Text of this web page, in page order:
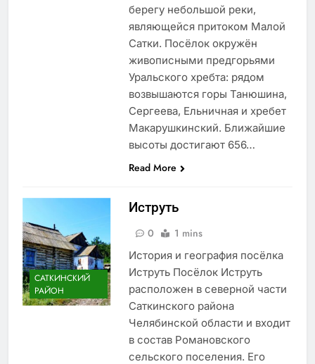
берегу небольшой реки,
являющейся притоком Малой
Сатки. Посёлок окружён
живописными предгорьями
Уральского хребта: рядом
возвышаются горы Танюшина,
Сергеева, Ельничная и хребет
Макарушкинский. Ближайшие
высоты достигают 656…
Read More
САТКИНСКИЙ
РАЙОН
Иструть
0 1 mins
История и география посёлка
Иструть Посёлок Иструть
расположен в северной части
Саткинского района
Челябинской области и входит
в состав Романовского
сельского поселения. Его